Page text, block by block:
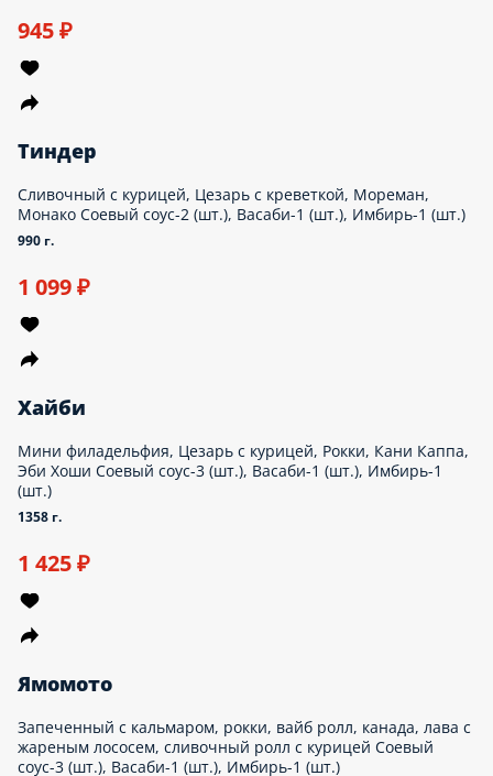
945 ₽
Тиндер
Сливочный с курицей, Цезарь с креветкой, Мореман,
Монако Соевый соус-2 (шт.), Васаби-1 (шт.), Имбирь-1 (шт.)
990 г.
1 099 ₽
Хайби
Мини филадельфия, Цезарь с курицей, Рокки, Кани Каппа,
Эби Хоши Соевый соус-3 (шт.), Васаби-1 (шт.), Имбирь-1
(шт.)
1358 г.
1 425 ₽
Ямомото
Запеченный с кальмаром, рокки, вайб ролл, канада, лава с
жареным лососем, сливочный ролл с курицей Соевый
соус-3 (шт.), Васаби-1 (шт.), Имбирь-1 (шт.)